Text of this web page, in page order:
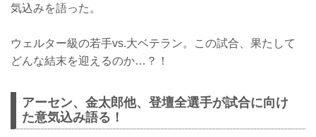
気込みを語った。
ウェルター級の若手vs.大ベテラン。この試合、果たして
どんな結末を迎えるのか…？！
アーセン、金太郎他、登壇全選手が試合に向け
た意気込み語る！